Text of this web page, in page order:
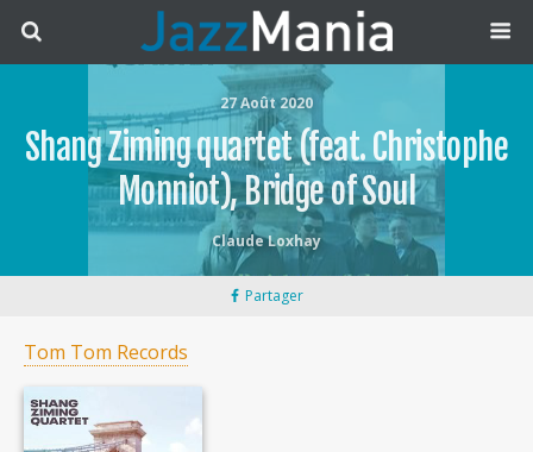
27 Août 2020
Shang Ziming quartet (feat. Christophe
Monniot), Bridge of Soul
Claude Loxhay
Partager
Tom Tom Records